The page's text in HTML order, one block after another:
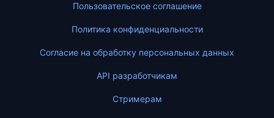
Пользовательское соглашение
Политика конфиденциальности
Согласие на обработку персональных данных
API разработчикам
Стримерам